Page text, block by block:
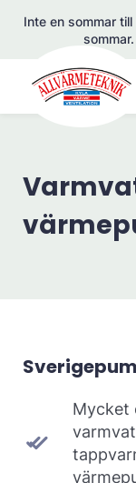
Inte en sommar
Mycket